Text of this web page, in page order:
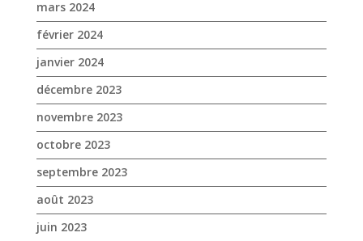
octobre 2023
septembre 2023
août 2023
juin 2023
mai 2023
avril 2023
mars 2023
janvier 2023
décembre 2022